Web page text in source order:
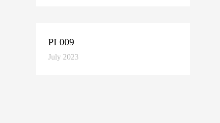
PI 009
July 2023